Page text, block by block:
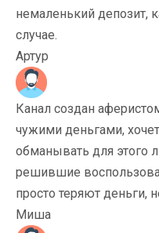
немаленький депозит,
случае.
Артур
Канал создан
чужими деньгами,
обманывать для этого
решившие
просто теряют деньги,
Миша